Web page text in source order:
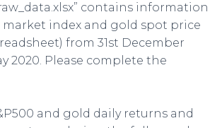
contains information
market index and gold spot price
from 31st December
2020. Please complete the
and gold daily returns and